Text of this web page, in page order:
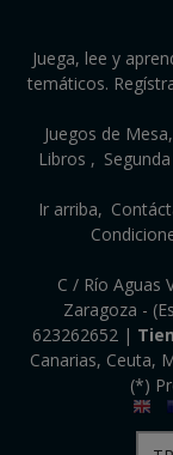
Juega, lee y
temáticos.
Juegos de Mesa
Libros
Ir arriba
C / Río Aguas
Zaragoza -
623262652|
Canarias, Ceuta,
(*)